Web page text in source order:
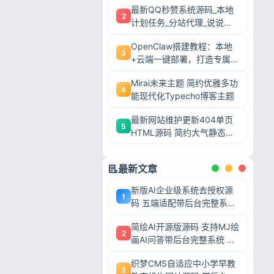
2
最新QQ秒赞系统源码_本地
计划任务_分站代理_说说赞
3
OpenClaw搭建教程：本地
+云端一键部署，打造专属AI
4
Mirai未来主题 简约优雅多功
能现代化Typecho博客主题
5
最新网站维护更新404单页
HTML源码 简约大气静态模
最新文章
1
新版AI企业级系统去授权源
码 五端适配带后台完整系统
2
简绘AI开源版源码 支持MJ绘
画AI问答带后台完整系统 可
3
织梦CMS自适应中小学早教